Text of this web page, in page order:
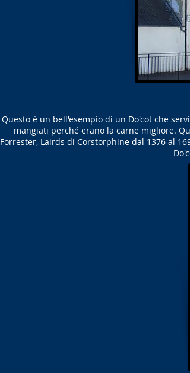
Questo è un bell'esempio di un Do'cot che
mangiati perché erano la carne migliore.
Forrester, Lairds di Corstorphine dal 1376 al